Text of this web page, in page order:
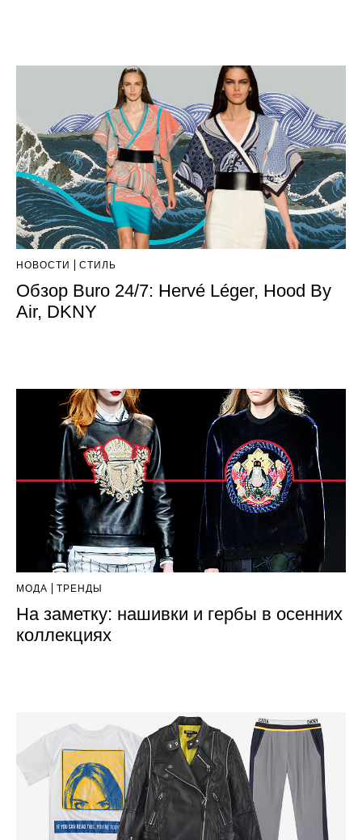
НОВОСТИ СТИЛЬ
Обзор Buro 24/7: Hervé Léger, Hood By
Air, DKNY
МОДА ТРЕНДЫ
На заметку: нашивки и гербы в осенних
коллекциях